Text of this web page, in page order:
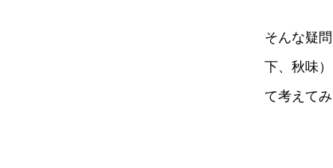
そんな疑
下、秋味
て考えてみ